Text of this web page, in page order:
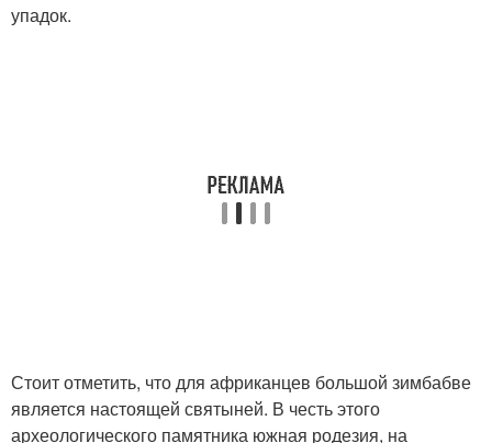
упадок.
Стоит отметить, что для африканцев большой зимбабве
является настоящей святыней. В честь этого
археологического памятника южная родезия, на